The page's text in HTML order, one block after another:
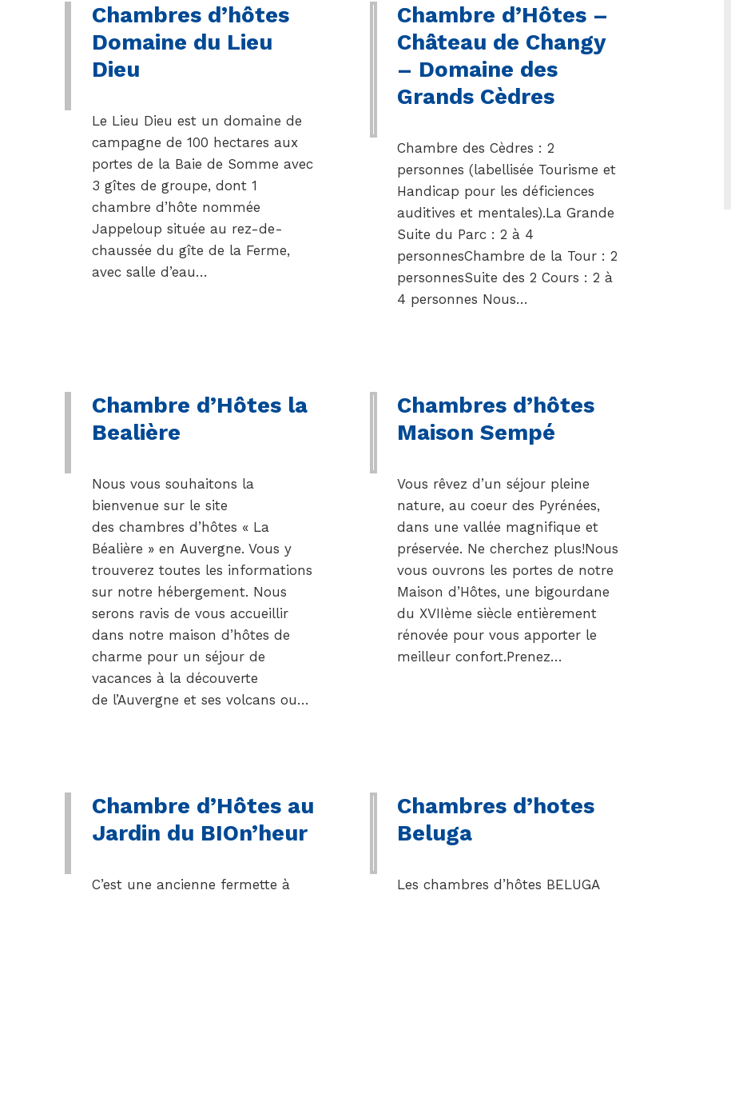
Chambres d’hôtes
Domaine du Lieu
Dieu
Le Lieu Dieu est un domaine de
campagne de 100 hectares aux
portes de la Baie de Somme avec
3 gîtes de groupe, dont 1
chambre d’hôte nommée
Jappeloup située au rez-de-
chaussée du gîte de la Ferme,
avec salle d’eau…
Chambre d’Hôtes –
Château de Changy
– Domaine des
Grands Cèdres
Chambre des Cèdres : 2
personnes (labellisée Tourisme et
Handicap pour les déficiences
auditives et mentales).La Grande
Suite du Parc : 2 à 4
personnesChambre de la Tour : 2
personnesSuite des 2 Cours : 2 à
4 personnes Nous…
Chambre d’Hôtes la
Bealière
Nous vous souhaitons la
bienvenue sur le site
des chambres d’hôtes « La
Béalière » en Auvergne. Vous y
trouverez toutes les informations
sur notre hébergement. Nous
serons ravis de vous accueillir
dans notre maison d’hôtes de
charme pour un séjour de
vacances à la découverte
de l’Auvergne et ses volcans ou…
Chambres d’hôtes
Maison Sempé
Vous rêvez d’un séjour pleine
nature, au coeur des Pyrénées,
dans une vallée magnifique et
préservée. Ne cherchez plus!Nous
vous ouvrons les portes de notre
Maison d’Hôtes, une bigourdane
du XVIIème siècle entièrement
rénovée pour vous apporter le
meilleur confort.Prenez…
Chambre d’Hôtes au
Jardin du BIOn’heur
C’est une ancienne fermette à
Chambres d’hotes
Beluga
Les chambres d’hôtes BELUGA